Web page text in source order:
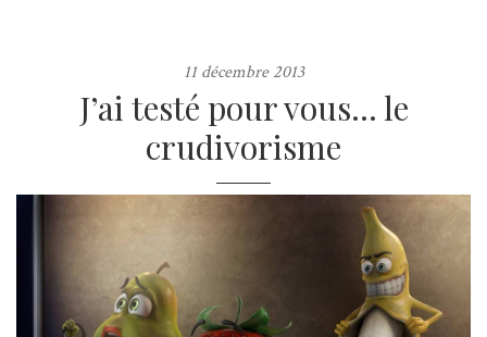
11 décembre 2013
J’ai testé pour vous… le
crudivorisme